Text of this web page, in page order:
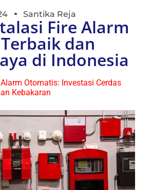
Santika Reja
Fire Alarm
dan
di Indonesia
Otomatis: Investasi Cerdas
Kebakaran